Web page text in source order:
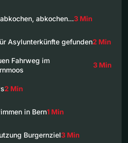
abkochen...3 Min
Asylunterkünfte gefunden2 Min
Fahrweg im
3 Min
2 Min
in Bern1 Min
Burgernziel3 Min